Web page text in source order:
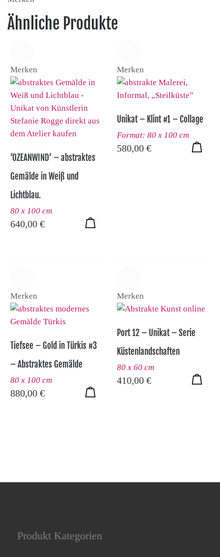
Ähnliche Produkte
Merken
‘OZEANWIND’ – abstraktes
Gemälde in Weiß und
Lichtblau.
80 x 100 cm
640,00 €
Merken
Unikat – Klint #1 – Collage
Format: 80 x 100 cm
580,00€
Merken
Tiefsee – Gold in Türkis #3
– Abstraktes Gemälde
80 x 100 cm
880,00 €
Merken
Port 12 – Unikat – Serie
Küstenlandschaften
80 x 60 cm
410,00€
Produkt Kategorien